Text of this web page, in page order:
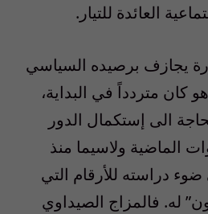
العائدة للتيار.
يجازف برصيده السياسي
كان متردداً في البداية،
الى إستكمال الدور
الماضية ولاسيما منذ
دراسته للأرقام التي
له. فالمزاج الصيداوي